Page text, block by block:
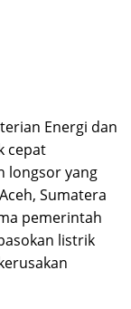
Energi dan
cepat
longsor yang
Sumatera
pemerintah
listrik